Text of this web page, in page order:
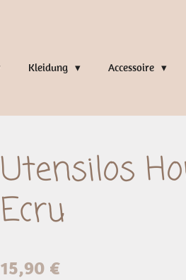
Kleidung Accessoire
Utensilos
Ecru
15,90 €